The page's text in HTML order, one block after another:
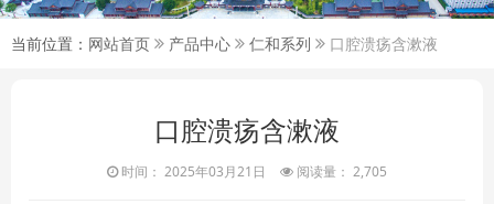
当前位置： 网站首页 产品中心 仁和系列 口腔溃疡含漱液
口腔溃疡含漱液
时间： 2025年03月21日 阅读量： 2,705